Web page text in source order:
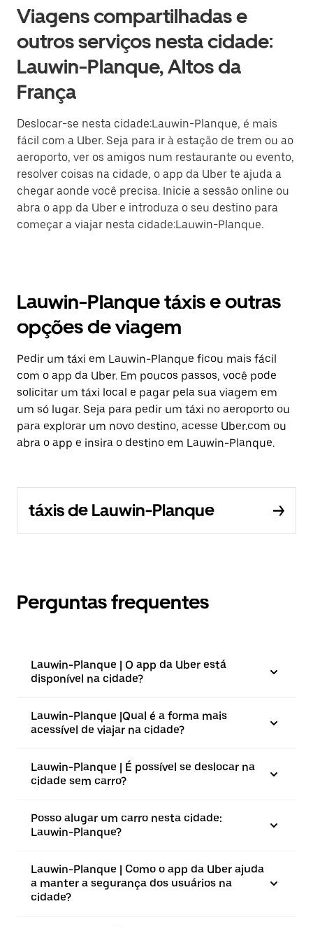
Viagens compartilhadas e
outros serviços nesta cidade:
Lauwin-Planque, Altos da
França
Deslocar-se nesta cidade:Lauwin-Planque, é mais
fácil com a Uber. Seja para ir à estação de trem ou ao
aeroporto, ver os amigos num restaurante ou evento,
resolver coisas na cidade, o app da Uber te ajuda a
chegar aonde você precisa. Inicie a sessão online ou
abra o app da Uber e introduza o seu destino para
começar a viajar nesta cidade:Lauwin-Planque.
Lauwin-Planque táxis e outras
opções de viagem
Pedir um táxi em Lauwin-Planque ficou mais fácil
com o app da Uber. Em poucos passos, você pode
solicitar um táxi local e pagar pela sua viagem em
um só lugar. Seja para pedir um táxi no aeroporto ou
para explorar um novo destino, acesse Uber.com ou
abra o app e insira o destino em Lauwin-Planque.
táxis de Lauwin-Planque
Perguntas frequentes
Lauwin-Planque | O app da Uber está
disponível na cidade?
Lauwin-Planque |⁠Qual é a forma mais
acessível de viajar na cidade?
Lauwin-Planque | É possível se deslocar na
cidade sem carro?
Posso alugar um carro nesta cidade:
Lauwin-Planque?
Lauwin-Planque | Como o app da Uber ajuda
a manter a segurança dos usuários na
cidade?